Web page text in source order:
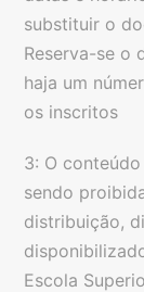
substituir o
Reserva-se o
haja um
os inscritos
3: O
sendo
distribuição,
Escola